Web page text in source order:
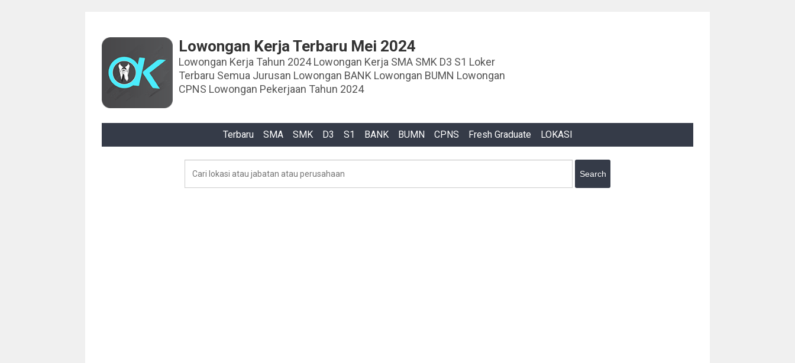
Lowongan Kerja Terbaru Mei 2024
Lowongan Kerja Tahun 2024 Lowongan Kerja SMA SMK D3 S1 Loker
Terbaru Semua Jurusan Lowongan BANK Lowongan BUMN Lowongan
CPNS Lowongan Pekerjaan Tahun 2024
Terbaru SMA SMK D3 S1 BANK BUMN CPNS Fresh Graduate LOKASI